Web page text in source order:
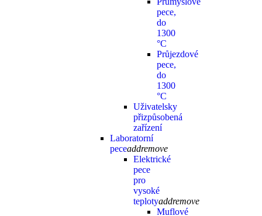
pece,
do
1300
°C
Průjezdové
pece,
do
1300
°C
Uživatelsky
přizpůsobená
zařízení
Laboratorní
peceaddremove
Elektrické
pece
pro
vysoké
teplotyaddremove
Muflové